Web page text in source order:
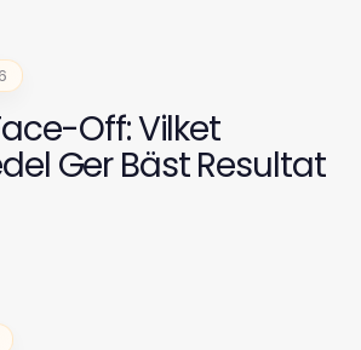
Off: Vilket
Ger Bäst Resultat